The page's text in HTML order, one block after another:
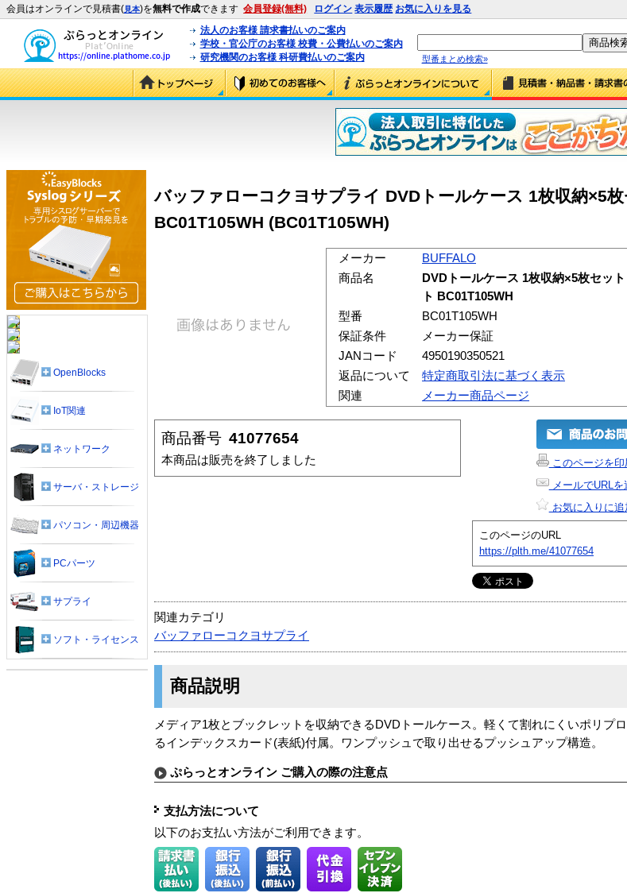
会員はオンラインで見積書(見本)を無料で作成できます 会員登録(無料) ログイン 表示履歴 お気に入りを見る
法人のお客様 請求書払いのご案内
学校・官公庁のお客様 校費・公費払いのご案内
研究機関のお客様 科研費払いのご案内
型番まとめ検索»
バッファローコクヨサプライ DVDトールケース 1枚収納×5
BC01T105WH (BC01T105WH)
メーカー
BUFFALO
商品名
DVDトールケース 1枚収納×5枚セッ
ト BC01T105WH
型番
BC01T105WH
保証条件
メーカー保証
JANコード
4950190350521
返品について
特定商取引法に基づく表示
関連
メーカー商品ページ
商品番号 41077654
本商品は販売を終了しました
このページを印
メールでURLを
お気に入りに追
このページのURL
https://plth.me/41077654
関連カテゴリ
バッファローコクヨサプライ
商品説明
メディア1枚とブックレットを収納できるDVDトールケース。軽くて割れにくいポリプ
るインデックスカード(表紙)付属。ワンプッシュで取り出せるプッシュアップ構造。
ぷらっとオンライン ご購入の際の注意点
支払方法について
以下のお支払い方法がご利用できます。
OpenBlocks
IoT関連
ネットワーク
サーバ・ストレージ
パソコン・周辺機器
PCパーツ
サプライ
ソフト・ライセンス